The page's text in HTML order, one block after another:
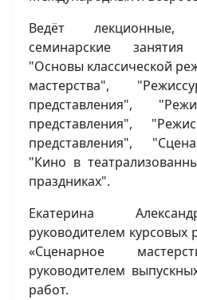
Ведёт лекционные,
семинарские
"Основы классической
мастерства",
представления",
представления",
представления",
"Кино в
праздниках".
Екатерина
руководителем курсовых
«Сценарное
руководителем
работ.